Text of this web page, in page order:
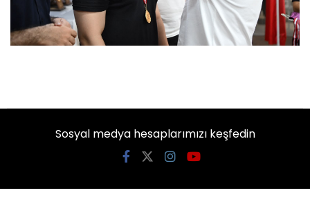
Sosyal medya hesaplarımızı keşfedin